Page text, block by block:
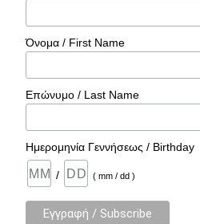
Όνομα / First Name
Επώνυμο / Last Name
Ημερομηνία Γεννήσεως / Birthday
/ ( mm / dd )